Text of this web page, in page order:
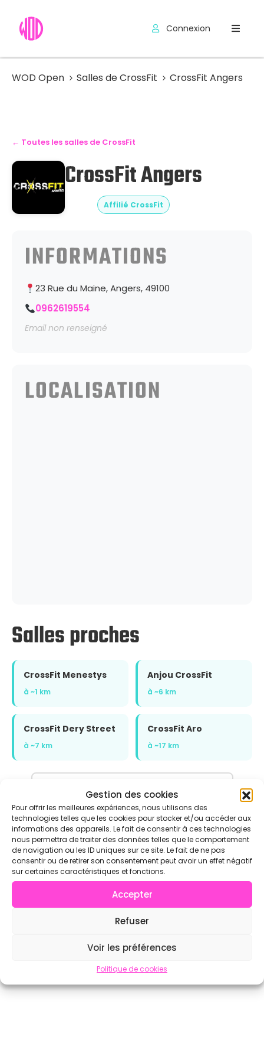
Gestion des cookies
Pour offrir les meilleures expériences, nous utilisons des
technologies telles que les cookies pour stocker et/ou accéder aux
informations des appareils. Le fait de consentir à ces technologies
nous permettra de traiter des données telles que le comportement
de navigation ou les ID uniques sur ce site. Le fait de ne pas
consentir ou de retirer son consentement peut avoir un effet négatif
sur certaines caractéristiques et fonctions.
Accepter
Refuser
Voir les préférences
Politique de cookies
Hyrox
Outils
Codes
Connexion
WOD Open Salles de CrossFit CrossFit Angers
← Toutes les salles de CrossFit
CrossFit Angers
Affilié CrossFit
INFORMATIONS
23 Rue du Maine, Angers, 49100
0962619554
Email non renseigné
LOCALISATION
Salles proches
CrossFit Menestys
à ~1 km
Anjou CrossFit
à ~6 km
CrossFit Dery Street
à ~7 km
CrossFit Aro
à ~17 km